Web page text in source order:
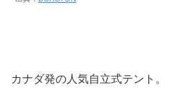
カナダ発の人気自立式テント。